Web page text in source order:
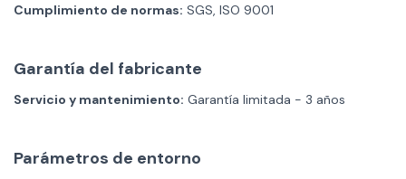
Cumplimiento de normas: SGS, ISO 9001
Garantía del fabricante
Servicio y mantenimiento: Garantía limitada - 3 años
Parámetros de entorno